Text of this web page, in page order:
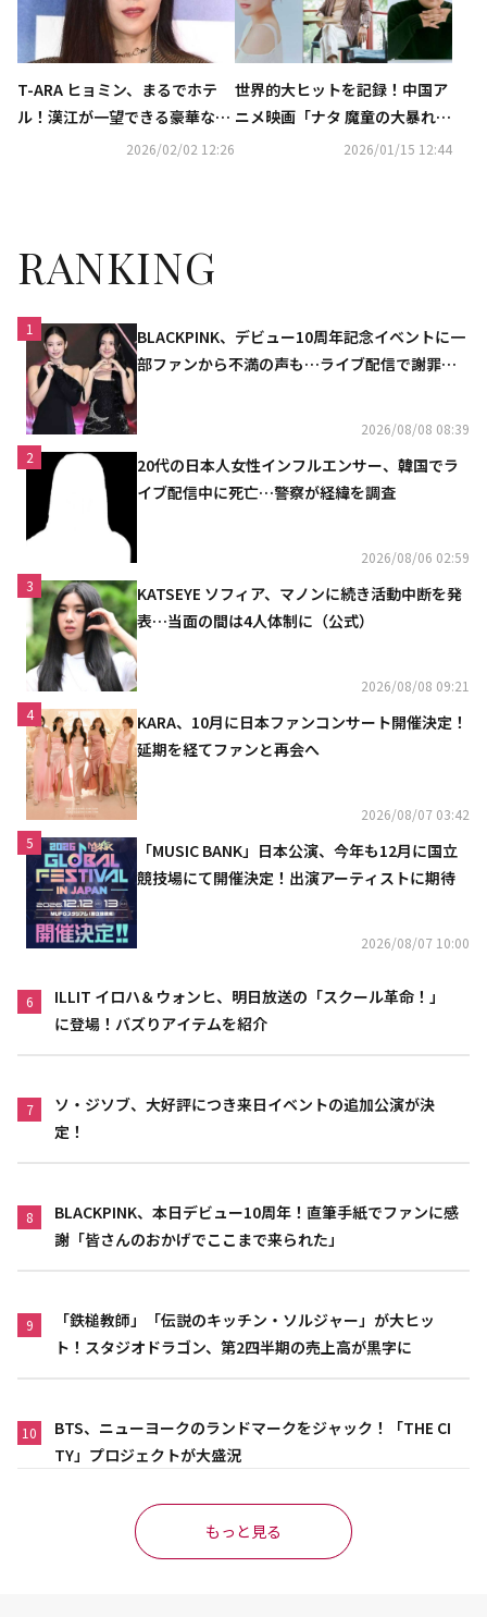
T-ARA ヒョミン、まるでホテ
ル！漢江が一望できる豪華な自
2026/02/02 12:26
世界的大ヒットを記録！中国ア
ニメ映画「ナタ 魔童の大暴れ」
の韓国語吹替にチョン・ジソ＆
2026/01/15 12:44
RANKING
1
BLACKPINK、デビュー10周年記念イベントに一
部ファンから不満の声も…ライブ配信で謝罪
2026/08/08 08:39
2
20代の日本人女性インフルエンサー、韓国でラ
イブ配信中に死亡…警察が経緯を調査
2026/08/06 02:59
3
KATSEYE ソフィア、マノンに続き活動中断を発
表…当面の間は4人体制に（公式）
2026/08/08 09:21
4
KARA、10月に日本ファンコンサート開催決定！
延期を経てファンと再会へ
2026/08/07 03:42
5
「MUSIC BANK」日本公演、今年も12月に国立
競技場にて開催決定！出演アーティストに期待
2026/08/07 10:00
6
ILLIT イロハ＆ウォンヒ、明日放送の「スクール革命！」
に登場！バズりアイテムを紹介
7
ソ・ジソブ、大好評につき来日イベントの追加公演が決
定！
8
BLACKPINK、本日デビュー10周年！直筆手紙でファンに感
謝「皆さんのおかげでここまで来られた」
9
「鉄槌教師」「伝説のキッチン・ソルジャー」が大ヒッ
ト！スタジオドラゴン、第2四半期の売上高が黒字に
10
BTS、ニューヨークのランドマークをジャック！「THE CI
TY」プロジェクトが大盛況
もっと見る